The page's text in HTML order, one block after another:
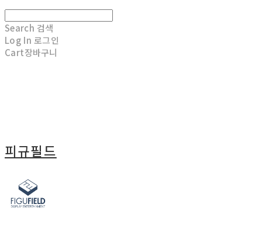
Search 검색
Log In 로그인
Cart장바구니
피규필드